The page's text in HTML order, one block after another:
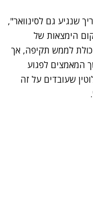
שנגיע גם לסינוואר",
הימצאות של
לממש תקיפה, אך
המאמצים לפגוע
שעובדים על זה